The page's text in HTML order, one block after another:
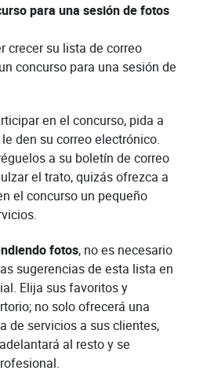
para una sesión de fotos
crecer su lista de correo
concurso para una sesión de
en el concurso, pida a
den su correo electrónico.
a su boletín de correo
el trato, quizás ofrezca a
el concurso un pequeño
fotos, no es necesario
sugerencias de esta lista en
Elija sus favoritos y
no solo ofrecerá una
de servicios a sus clientes,
al resto y se